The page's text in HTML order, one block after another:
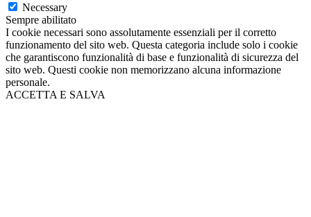
Necessary
Sempre abilitato
I cookie necessari sono assolutamente essenziali per il corretto
funzionamento del sito web. Questa categoria include solo i cookie
che garantiscono funzionalità di base e funzionalità di sicurezza del
sito web. Questi cookie non memorizzano alcuna informazione
personale.
ACCETTA E SALVA